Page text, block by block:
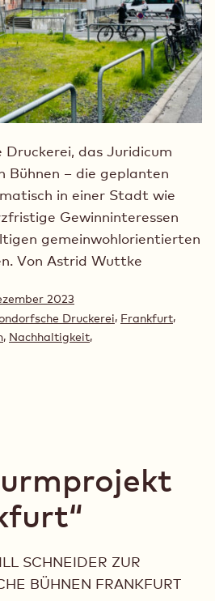
Druckerei, das Juridicum
Bühnen – die geplanten
in einer Stadt wie
Gewinninteressen
gemeinwohlorientierten
Von Astrid Wuttke
2023
Druckerei, Frankfurt,
, Nachhaltigkeit,
SCHNEIDER ZUR
BÜHNEN FRANKFURT